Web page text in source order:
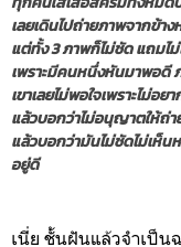
เลยเดินไปถ่ายภาพจากข้า
แต่ทั้ง 3 ภาพก็ไม่ชัด แถมไ
เพราะมีคนหนึ่งหันมาพอดี
เขาเลยไม่พอใจเพราะไม่อ
แล้วบอกว่าไม่อนุญาตให้ถ่
แล้วบอกว่ามันไม่ชัดไม่เห็น
อยู่ดี
เนี่ย ชั้นฝันแล้วจำเป็น